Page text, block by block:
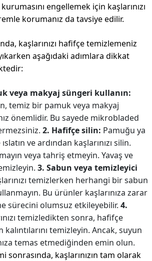
engellemek için kaşlarınızı
korumanız da tavsiye edilir.
kaşlarınızı hafifçe temizlemeniz
aşağıdaki adımlara dikkat
veya makyaj süngeri kullanın:
temiz bir pamuk veya makyaj
önemlidir. Bu sayede mikrobladed
2. Hafifçe silin: Pamuğu ya
ve ardından kaşlarınızı silin.
veya tahriş etmeyin. Yavaş ve
3. Sabun veya temizleyici
temizlerken herhangi bir sabun
Bu ürünler kaşlarınıza zarar
sürecini olumsuz etkileyebilir. 4.
temizledikten sonra, hafifçe
temizleyin. Ancak, suyun
temas etmediğinden emin olun.
sonrasında, kaşlarınızın tam olarak